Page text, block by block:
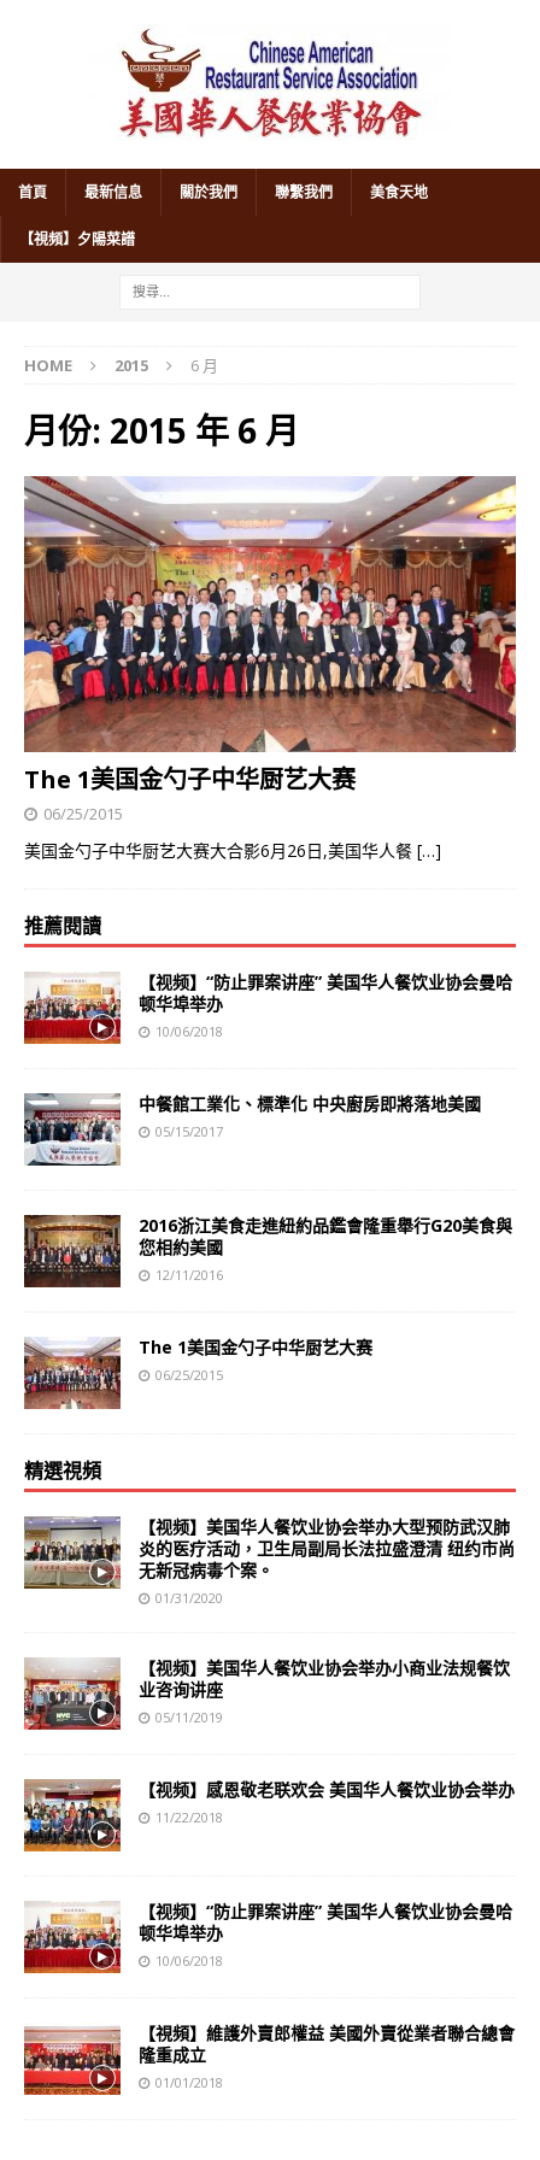
首頁 最新信息 關於我們 聯繫我們 美食天地
【視頻】夕陽菜譜
HOME 2015 6 月
月份: 2015 年 6 月
The 1美国金勺子中华厨艺大赛
06/25/2015
美国金勺子中华厨艺大赛大合影6月26日,美国华人餐 […]
推薦閱讀
【视频】“防止罪案讲座” 美国华人餐饮业协会曼哈
顿华埠举办
10/06/2018
中餐館工業化、標準化 中央廚房即將落地美國
05/15/2017
2016浙江美食走進紐約品鑑會隆重舉行G20美食與
您相約美國
12/11/2016
The 1美国金勺子中华厨艺大赛
06/25/2015
精選視頻
【视频】美国华人餐饮业协会举办大型预防武汉肺
炎的医疗活动，卫生局副局长法拉盛澄清 纽约市尚
无新冠病毒个案。
01/31/2020
【视频】美国华人餐饮业协会举办小商业法规餐饮
业咨询讲座
05/11/2019
【视频】感恩敬老联欢会 美国华人餐饮业协会举办
11/22/2018
【视频】“防止罪案讲座” 美国华人餐饮业协会曼哈
顿华埠举办
10/06/2018
【視頻】維護外賣郎權益 美國外賣從業者聯合總會
隆重成立
01/01/2018